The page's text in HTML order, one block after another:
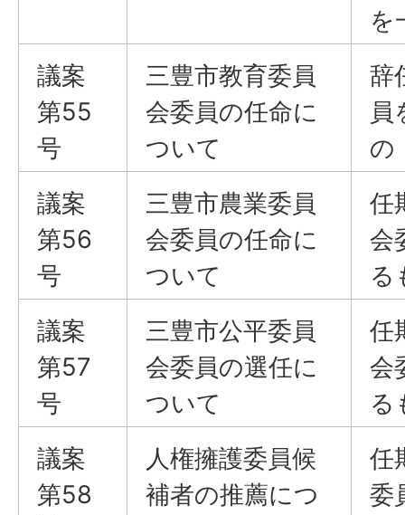
を
議案
第55
号
三豊市教育委員
会委員の任命に
ついて
辞
員
の
議案
第56
号
三豊市農業委員
会委員の任命に
ついて
任
会
る
議案
第57
号
三豊市公平委員
会委員の選任に
ついて
任
会
る
議案
第58
人権擁護委員候
補者の推薦につ
任
委